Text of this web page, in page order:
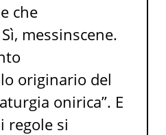
che
messinscene.
originario del
onirica”. E
regole si